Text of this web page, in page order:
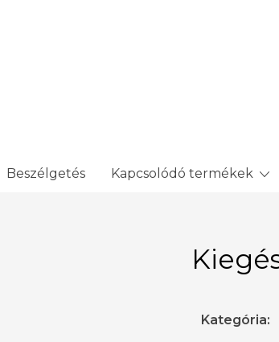
Beszélgetés Kapcsolódó termékek
Kategória: